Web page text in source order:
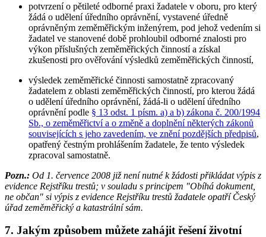
potvrzení o pětileté odborné praxi žadatele v oboru, pro který
žádá o udělení úředního oprávnění, vystavené úředně
oprávněným zeměměřickým inženýrem, pod jehož vedením si
žadatel ve stanovené době prohloubil odborné znalosti pro
výkon příslušných zeměměřických činností a získal
zkušenosti pro ověřování výsledků zeměměřických činností,
výsledek zeměměřické činnosti samostatně zpracovaný
žadatelem z oblasti zeměměřických činností, pro kterou žádá
o udělení úředního oprávnění, žádá-li o udělení úředního
oprávnění podle § 13 odst. 1 písm. a) a b) zákona č. 200/1994
Sb., o zeměměřictví a o změně a doplnění některých zákonů
souvisejících s jeho zavedením, ve znění pozdějších předpisů,
opatřený čestným prohlášením žadatele, že tento výsledek
zpracoval samostatně.
Pozn.: Od 1. července 2008 již není nutné k žádosti přikládat výpis z
evidence Rejstříku trestů; v souladu s principem "Obíhá dokument,
ne občan" si výpis z evidence Rejstříku trestů žadatele opatří Český
úřad zeměměřický a katastrální sám.
7. Jakým způsobem můžete zahájit řešení životní